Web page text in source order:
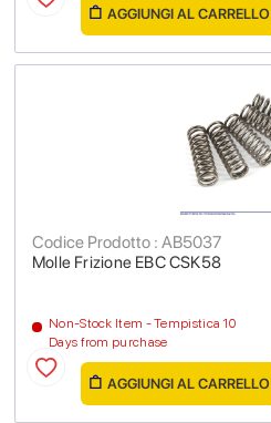
AGGIUNGI AL CARRELLO
Molle Frizione EBC CSK58
Codice Prodotto : AB5037
Non-Stock Item - Tempistica 10
Days from purchase
AGGIUNGI AL CARRELLO